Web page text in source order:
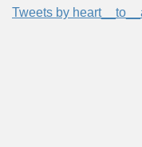
Tweets by